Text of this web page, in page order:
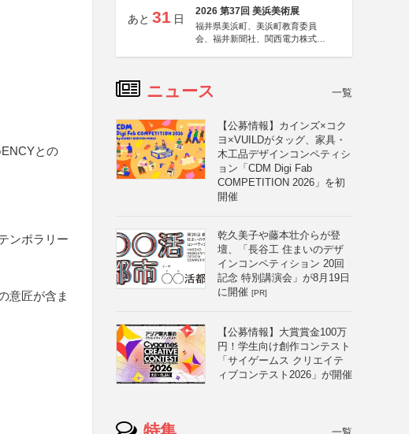
との
ンポラリー
意匠が含ま
あと 31 日
2026 第37回 美浜美術展
福井県美浜町、美浜町教育委員
会、福井新聞社、関西電力株式会
ニュース 一覧
【公募情報】カインズ×コク
ヨ×VUILDがタッグ、家具・
木工品デザインコンペティシ
ョン「CDM Digi Fab
COMPETITION 2026」を初
開催
乾久美子や藤本壮介らが登
壇、「長谷工 住まいのデザ
インコンペティション 20回
記念 特別講演会」が8月19日
に開催 [PR]
【公募情報】大賞賞金100万
円！学生向け創作コンテスト
「サイゲームス クリエイテ
ィブコンテスト2026」が開催
特集